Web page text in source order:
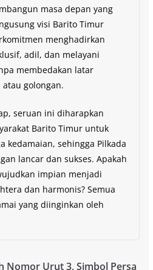
masa depan yang
visi Barito Timur
menghadirkan
adil, dan melayani
membedakan latar
atau golongan.
seruan ini diharapkan
Barito Timur untuk
kedamaian, sehingga Pilkada
lancar dan sukses. Apakah
impian menjadi
dan harmonis? Semua
yang diinginkan oleh
Nomor Urut 3, Simbol Persa